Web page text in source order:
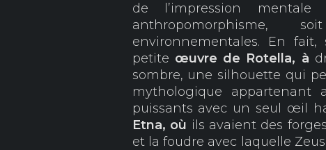
de l’impression
environnementales. En
petite œuvre de Rotella, à
sombre, une silhouette qui
mythologique appartenant
puissants avec un seul œil
Etna, où ils avaient des
et la foudre avec laquelle